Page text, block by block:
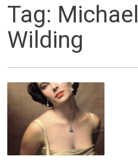
Tag: Michael
Wilding